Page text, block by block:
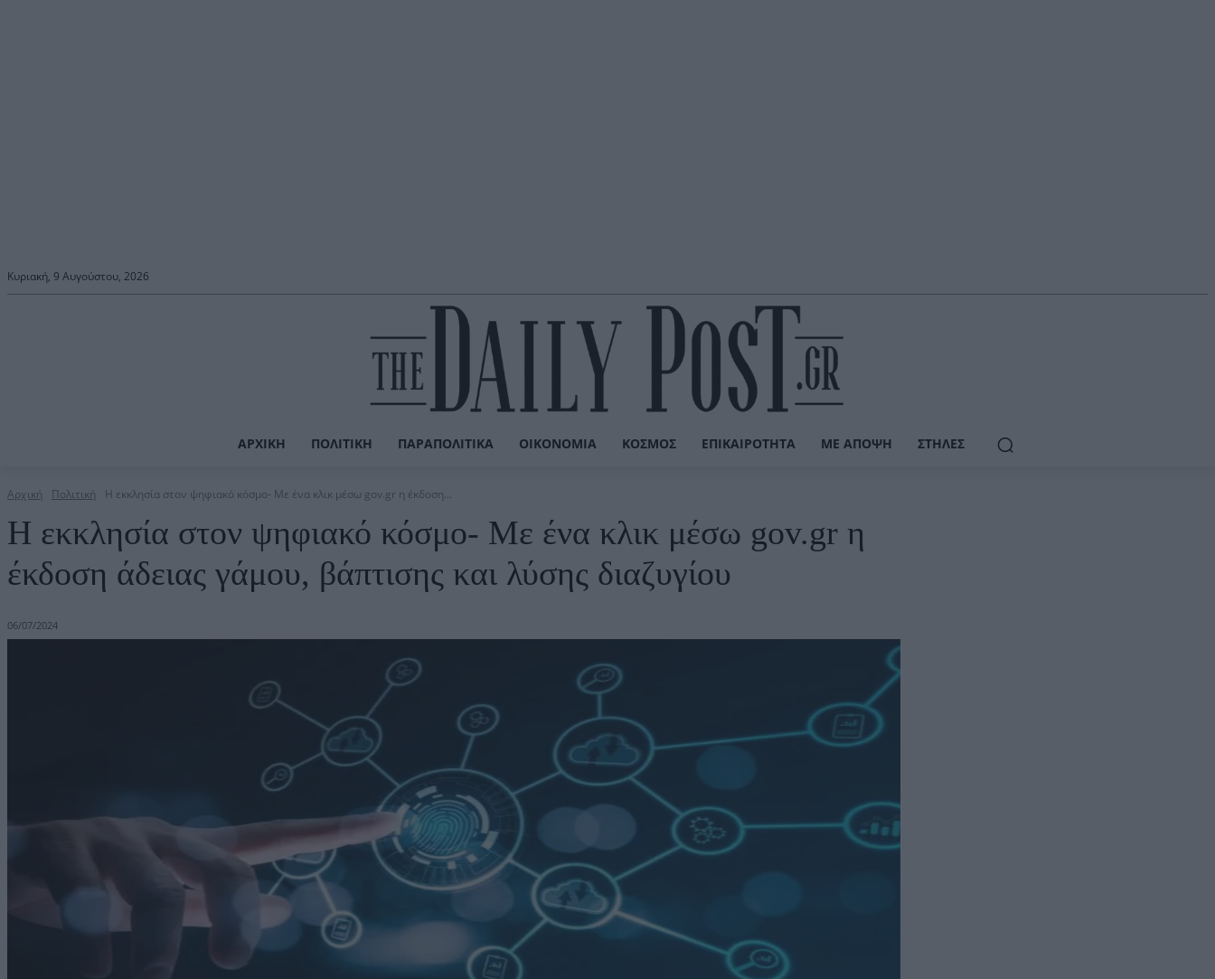
Κυριακή, 9 Αυγούστου, 2026
ΑΡΧΙΚΉ ΠΟΛΙΤΙΚΉ ΠΑΡΑΠΟΛΙΤΙΚΆ ΟΙΚΟΝΟΜΊΑ ΚΌΣΜΟΣ ΕΠΙΚΑΙΡΌΤΗΤΑ ΜΕ ΆΠΟΨΗ ΣΤΉΛΕΣ
Αρχική Πολιτική Η εκκλησία στον ψηφιακό κόσμο- Με ένα κλικ μέσω gov.gr η έκδοση...
Η εκκλησία στον ψηφιακό κόσμο- Με ένα κλικ μέσω gov.gr η
έκδοση άδειας γάμου, βάπτισης και λύσης διαζυγίου
06/07/2024